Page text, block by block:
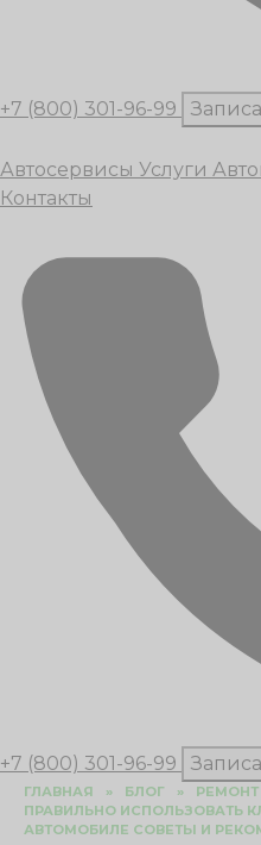
+7 (800) 301-96-99
Автосервисы Услуги
Контакты
+7 (800) 301-96-99
ГЛАВНАЯ » БЛОГ »
ПРАВИЛЬНО ИСПОЛЬЗОВАТЬ
АВТОМОБИЛЕ СОВЕТЫ И